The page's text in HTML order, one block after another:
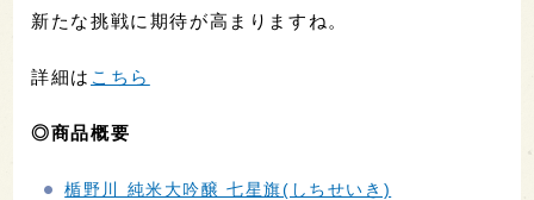
新たな挑戦に期待が高まりますね。
詳細は こちら
◎商品概要
楯野川 純米大吟醸 七星旗(しちせいき)